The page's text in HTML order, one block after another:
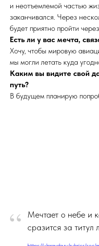
и неотъемлемой частью
заканчивался. Через
будет приятно пройти
Есть ли у вас мечта,
Хочу, чтобы мировую
мы могли летать куда
Каким вы видите свой
путь?
В будущем планирую
“
Мечтает о небе и
сразится за